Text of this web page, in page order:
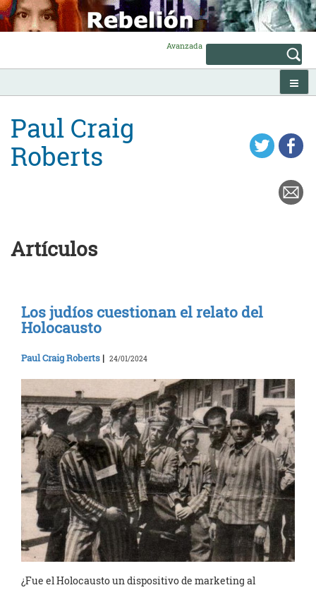
Skip
to
content
Avanzada
Paul Craig
Roberts
Artículos
Los judíos cuestionan el relato del
Holocausto
Paul Craig Roberts | 24/01/2024
¿Fue el Holocausto un dispositivo de marketing al